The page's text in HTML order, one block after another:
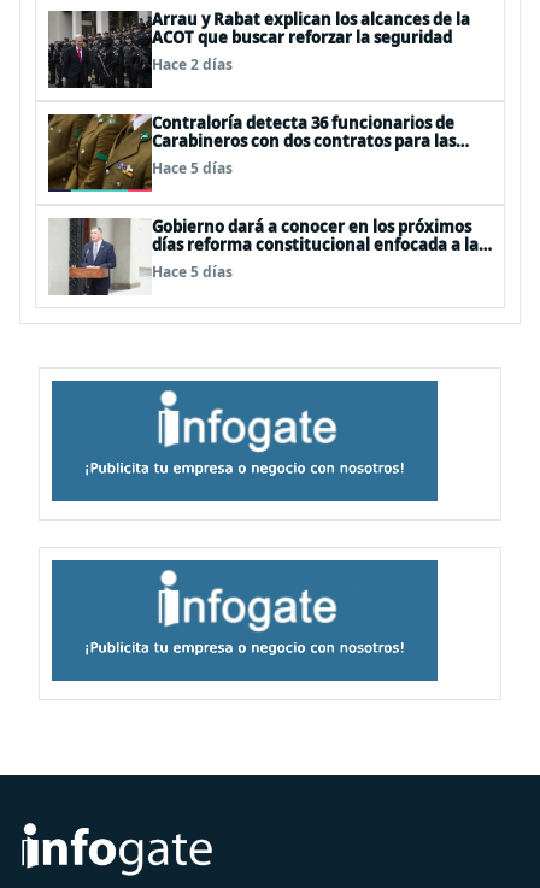
Arrau y Rabat explican los alcances de la
ACOT que buscar reforzar la seguridad
Hace 2 días
Contraloría detecta 36 funcionarios de
Carabineros con dos contratos para las
mismas funciones
Hace 5 días
Gobierno dará a conocer en los próximos
días reforma constitucional enfocada a la
seguridad
Hace 5 días